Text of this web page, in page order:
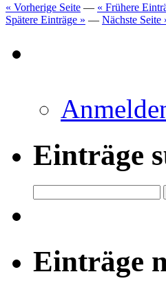
« Vorherige Seite — « Frühere
Spätere Einträge » — Nächste Seite
Einträge
Einträge